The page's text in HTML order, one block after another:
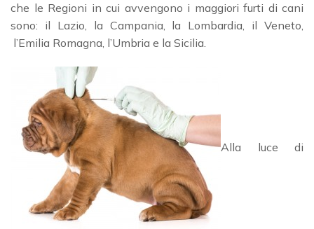
che le Regioni in cui avvengono i maggiori furti di cani
sono: il Lazio, la Campania, la Lombardia, il Veneto,
l’Emilia Romagna, l’Umbria e la Sicilia.
Alla luce di